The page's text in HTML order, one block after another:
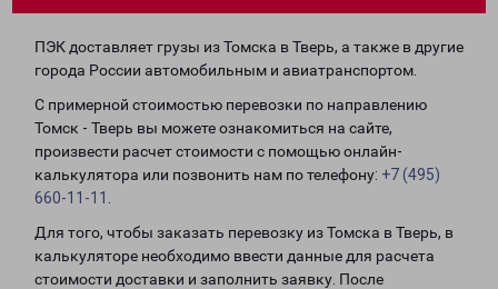
ПЭК доставляет грузы из Томска в Тверь, а также в другие
города России автомобильным и авиатранспортом.
С примерной стоимостью перевозки по направлению
Томск - Тверь вы можете ознакомиться на сайте,
произвести расчет стоимости с помощью онлайн-
калькулятора или позвонить нам по телефону: +7 (495)
660-11-11
Для того, чтобы заказать перевозку из Томска в Тверь, в
калькуляторе необходимо ввести данные для расчета
стоимости доставки и заполнить заявку. После